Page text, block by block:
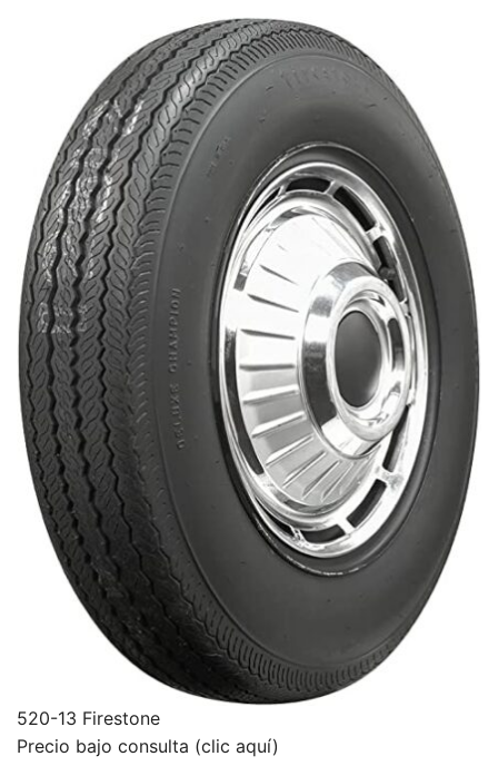
520-13 Firestone
Precio bajo consulta (clic aquí)